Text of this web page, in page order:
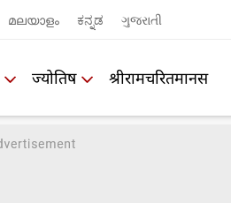
മലയാളം ಕನ್ನಡ ગુજરાતી
ज्योतिष श्रीरामचरितमानस